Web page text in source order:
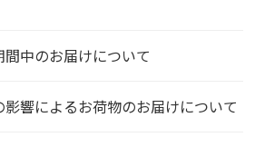
間中のお届けについて
影響によるお荷物のお届けについて